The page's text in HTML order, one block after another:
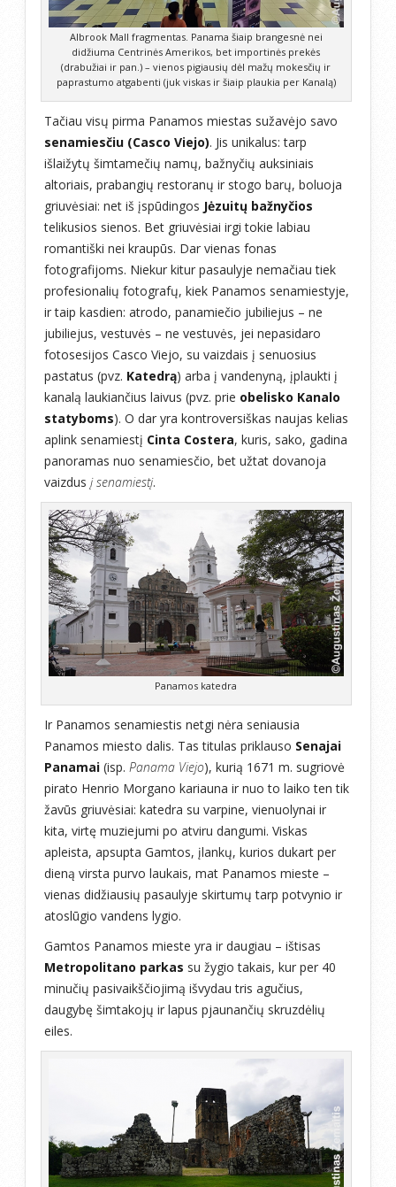
Albrook Mall fragmentas. Panama šiaip brangesnė nei
didžiuma Centrinės Amerikos, bet importinės prekės
(drabužiai ir pan.) – vienos pigiausių dėl mažų mokesčių ir
paprastumo atgabenti (juk viskas ir šiaip plaukia per Kanalą)
Tačiau visų pirma Panamos miestas sužavėjo savo
senamiesčiu (Casco Viejo). Jis unikalus: tarp
išlaižytų šimtamečių namų, bažnyčių auksiniais
altoriais, prabangių restoranų ir stogo barų, boluoja
griuvėsiai: net iš įspūdingos Jėzuitų bažnyčios
telikusios sienos. Bet griuvėsiai irgi tokie labiau
romantiški nei kraupūs. Dar vienas fonas
fotografijoms. Niekur kitur pasaulyje nemačiau tiek
profesionalių fotografų, kiek Panamos senamiestyje,
ir taip kasdien: atrodo, panamiečio jubiliejus – ne
jubiliejus, vestuvės – ne vestuvės, jei nepasidaro
fotosesijos Casco Viejo, su vaizdais į senuosius
pastatus (pvz. Katedrą) arba į vandenyną, įplaukti į
kanalą laukiančius laivus (pvz. prie obelisko Kanalo
statyboms). O dar yra kontroversiškas naujas kelias
aplink senamiestį Cinta Costera, kuris, sako, gadina
panoramas nuo senamiesčio, bet užtat dovanoja
vaizdus į senamiestį.
Panamos katedra
Ir Panamos senamiestis netgi nėra seniausia
Panamos miesto dalis. Tas titulas priklauso Senajai
Panamai (isp. Panama Viejo), kurią 1671 m. sugriovė
pirato Henrio Morgano kariauna ir nuo to laiko ten tik
žavūs griuvėsiai: katedra su varpine, vienuolynai ir
kita, virtę muziejumi po atviru dangumi. Viskas
apleista, apsupta Gamtos, įlankų, kurios dukart per
dieną virsta purvo laukais, mat Panamos mieste –
vienas didžiausių pasaulyje skirtumų tarp potvynio ir
atoslūgio vandens lygio.
Gamtos Panamos mieste yra ir daugiau – ištisas
Metropolitano parkas su žygio takais, kur per 40
minučių pasivaikščiojimą išvydau tris agučius,
daugybę šimtakojų ir lapus pjaunančių skruzdėlių
eiles.